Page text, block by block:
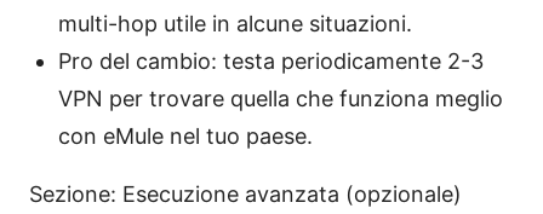
multi-hop utile in alcune situazioni.
Pro del cambio: testa periodicamente 2-3
VPN per trovare quella che funziona meglio
con eMule nel tuo paese.
Sezione: Esecuzione avanzata (opzionale)